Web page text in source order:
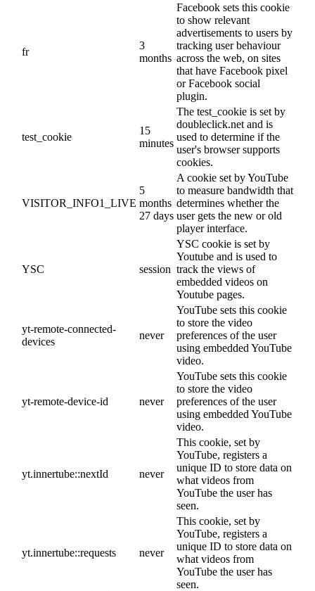
fr
3
months
Facebook sets this cookie
to show relevant
advertisements to users by
tracking user behaviour
across the web, on sites
that have Facebook pixel
or Facebook social
plugin.
test_cookie
15
minutes
The test_cookie is set by
doubleclick.net and is
used to determine if the
user's browser supports
cookies.
VISITOR_INFO1_LIVE
5
months
27 days
A cookie set by YouTube
to measure bandwidth that
determines whether the
user gets the new or old
player interface.
YSC session
YSC cookie is set by
Youtube and is used to
track the views of
embedded videos on
Youtube pages.
yt-remote-connected-
devices
never
YouTube sets this cookie
to store the video
preferences of the user
using embedded YouTube
video.
yt-remote-device-id never
YouTube sets this cookie
to store the video
preferences of the user
using embedded YouTube
video.
yt.innertube::nextId never
This cookie, set by
YouTube, registers a
unique ID to store data on
what videos from
YouTube the user has
seen.
yt.innertube::requests never
This cookie, set by
YouTube, registers a
unique ID to store data on
what videos from
YouTube the user has
seen.